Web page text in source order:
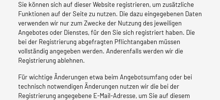
Sie können sich auf dieser Website registrieren, um zusätzliche
Funktionen auf der Seite zu nutzen. Die dazu eingegebenen Daten
verwenden wir nur zum Zwecke der Nutzung des jeweiligen
Angebotes oder Dienstes, für den Sie sich registriert haben. Die
bei der Registrierung abgefragten Pflichtangaben müssen
vollständig angegeben werden. Anderenfalls werden wir die
Registrierung ablehnen.
Für wichtige Änderungen etwa beim Angebotsumfang oder bei
technisch notwendigen Änderungen nutzen wir die bei der
Registrierung angegebene E-Mail-Adresse, um Sie auf diesem